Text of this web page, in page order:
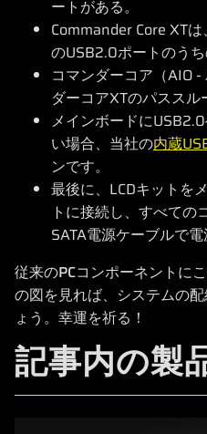
ートがある。
Commander Core XT
のUSB2.0ポートのうち
コマンダーコア（AIO
ダーコアXTのパススル
メインボードに
い場合、当社の内蔵
ンです。
最後に、LCDキットを
トに接続し、すべて
SATA電源ケーブルで電
従来のPCコンポーネントに
の図を見れば、システムの
ょう。幸運を祈る！
記事内の製